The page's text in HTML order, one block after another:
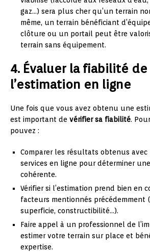
gaz…) sera plus cher qu’un terrain
même, un terrain bénéficiant
clôture ou un portail peut être
terrain sans équipement.
4. Évaluer la fiabilité de
l’estimation en ligne
Une fois que vous avez obtenu une
est important de vérifier sa fiabilité.
pouvez :
Comparer les résultats obtenus
services en ligne pour déterminer
cohérente.
Vérifier si l’estimation prend bien en
facteurs mentionnés précédemment
superficie, constructibilité…).
Faire appel à un professionnel de
estimer votre terrain sur place et
expertise.